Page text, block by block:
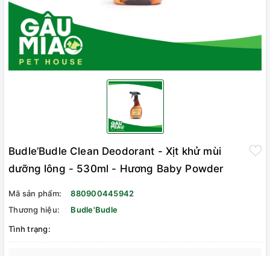
Budle’Budle Clean Deodorant - Xịt khử mùi
dưỡng lông - 530ml - Hương Baby Powder
Mã sản phẩm:
880900445942
Thương hiệu:
Budle'Budle
Tình trạng: